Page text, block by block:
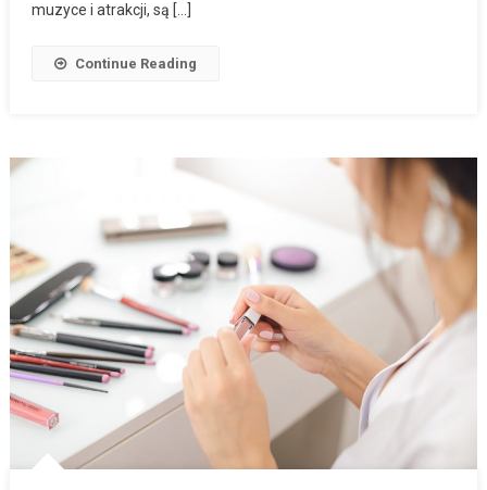
muzyce i atrakcji, są […]
Continue Reading